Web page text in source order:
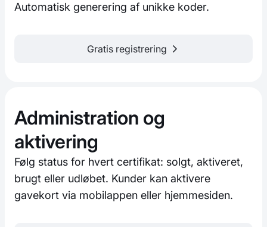
Automatisk generering af unikke koder.
Gratis registrering
Administration og
aktivering
Følg status for hvert certifikat: solgt, aktiveret,
brugt eller udløbet. Kunder kan aktivere
gavekort via mobilappen eller hjemmesiden.